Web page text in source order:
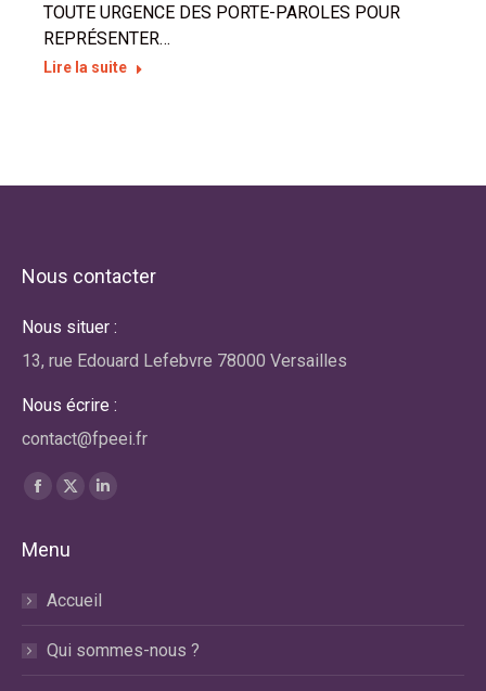
TOUTE URGENCE DES PORTE-PAROLES POUR
REPRÉSENTER…
Lire la suite
Nous contacter
Nous situer :
13, rue Edouard Lefebvre 78000 Versailles
Nous écrire :
contact@fpeei.fr
Trouvez nous sur :
La
Facebook
dans
une
La
X
dans
une
La
Menu
Accueil
Qui sommes-nous ?